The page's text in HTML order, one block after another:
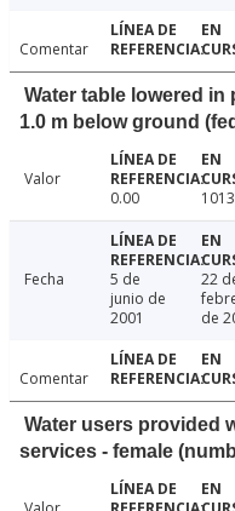
Comentar
Water table lowered
1.0 m below ground
Valor
0.00
Fecha
5 de
junio de
2001
22
de
Comentar
Water users provided
services - female